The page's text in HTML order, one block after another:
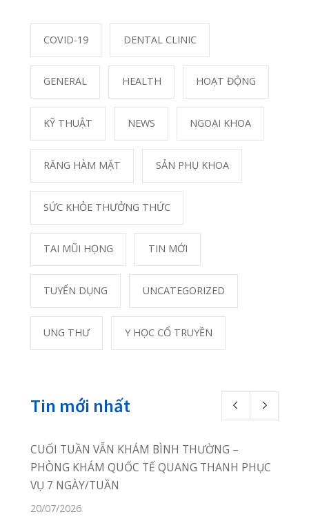
CƠ HỘI PHÁT TRIỂN CỦA CON
07/07/2026
Bài xem nhiều nhất
Đừng quên 8 khung giờ vàng thải độc cho
cơ thể
88739
01/06/2020
Phân biệt khối u lành tính và khối u ác tính
23/10/2020
Phải làm gì khi bị găm dị vật vào mắt?